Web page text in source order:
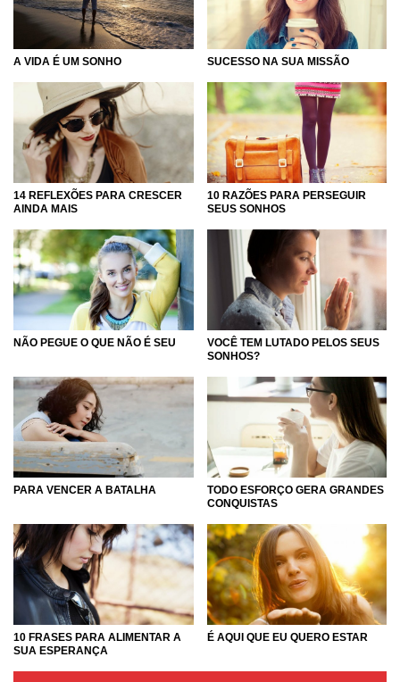
A VIDA É UM SONHO SUCESSO NA SUA MISSÃO
14 REFLEXÕES PARA CRESCER
AINDA MAIS
10 RAZÕES PARA PERSEGUIR
SEUS SONHOS
NÃO PEGUE O QUE NÃO É SEU
VOCÊ TEM LUTADO PELOS SEUS
SONHOS?
PARA VENCER A BATALHA
TODO ESFORÇO GERA GRANDES
CONQUISTAS
10 FRASES PARA ALIMENTAR A
SUA ESPERANÇA
É AQUI QUE EU QUERO ESTAR